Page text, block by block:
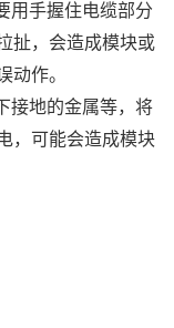
手握住电缆部分
扯，会造成模块或
动作。
地的金属等，将
，可能会造成模块